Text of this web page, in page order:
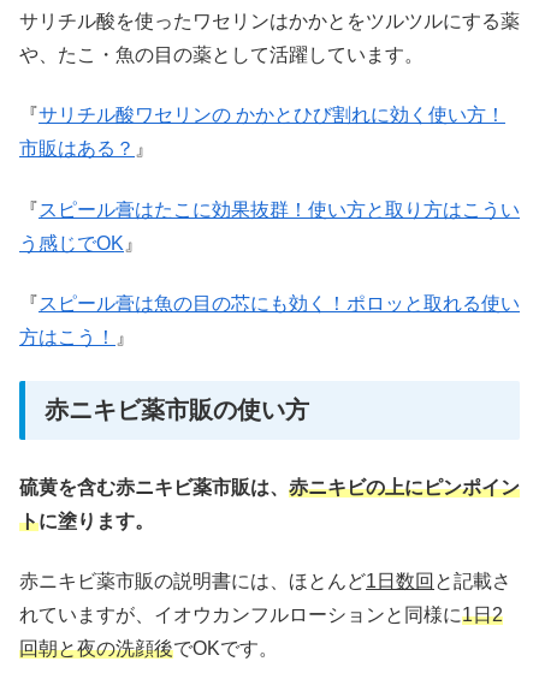
サリチル酸を使ったワセリンはかかとをツルツルにする薬
や、たこ・魚の目の薬として活躍しています。
『サリチル酸ワセリンの かかとひび割れに効く使い方！
市販はある？ 』
『スピール膏はたこに効果抜群！使い方と取り方はこうい
う感じでOK 』
『スピール膏は魚の目の芯にも効く！ポロッと取れる使い
方はこう！
』
赤ニキビ薬市販の使い方
硫黄を含む赤ニキビ薬市販は、 赤ニキビの上にピンポイン
トに塗ります。
赤ニキビ薬市販の説明書には、ほとんど1日数回 と記載さ
れていますが、イオウカンフルローションと同様に1日2
回朝と夜の洗顔後でOKです。